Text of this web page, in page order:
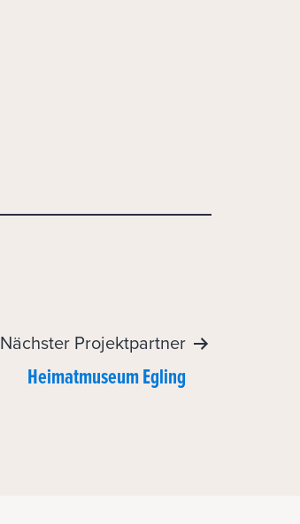
Nächster Projektpartner
Heimatmuseum Egling